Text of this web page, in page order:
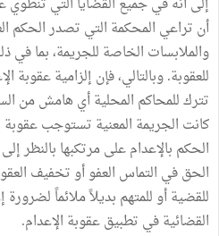
أن تراعي المحكمة التي تصدر الحكم
والملابسات الخاصة للجريمة، بما في
للعقوبة. وبالتالي، فإن إلزامية عقوبة
تترك للمحاكم المحلية أي هامش من
كانت الجريمة المعنية تستوجب عقوبة
الحكم بالإعدام على مرتكبها بالنظر
الحق في التماس العفو أو تخفيف
للقضية أو للمتهم بديلاً ملائماً
القضائية في تطبيق عقوبة الإعدام.